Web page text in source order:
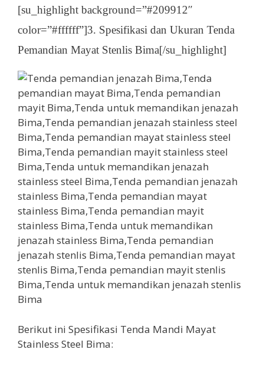
[su_highlight background=”#209912″
color=”#ffffff”]3. Spesifikasi dan Ukuran Tenda
Pemandian Mayat Stenlis Bima[/su_highlight]
Berikut ini Spesifikasi Tenda Mandi Mayat
Stainless Steel Bima: